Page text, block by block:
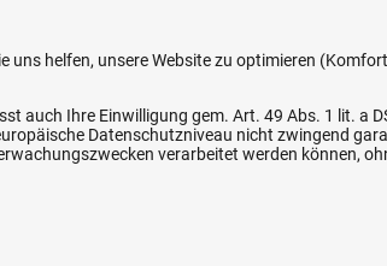
helfen, unsere Website zu optimieren
auch Ihre Einwilligung gem. Art. 49 Abs. 1 lit. a
Datenschutzniveau nicht zwingend
verarbeitet werden können,